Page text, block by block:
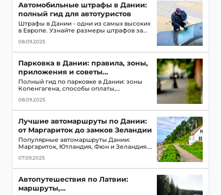
Автомобильные штрафы в Дании:
полный гид для автотуристов
Штрафы в Дании - одни из самых высоких
в Европе. Узнайте размеры штрафов за
нарушения. Гид для туристов.
08.09.2025
Парковка в Дании: правила, зоны,
приложения и советы
автотуристам
Полный гид по парковке в Дании: зоны
Копенгагена, способы оплаты,
диски и советы для избежания штрафов
08.09.2025
Лучшие автомаршруты по Дании:
от Маргариток до замков Зеландии
Популярные автомаршруты Дании:
Маргариток, Ютландия, Фюн и Зеландия.
достопримечательностям и практические
советы для поездки.
07.09.2025
Автопутешествия по Латвии:
маршруты,